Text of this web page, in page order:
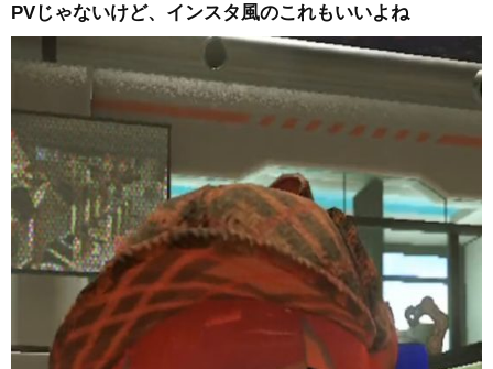
PVじゃないけど、インスタ風のこれもいいよね